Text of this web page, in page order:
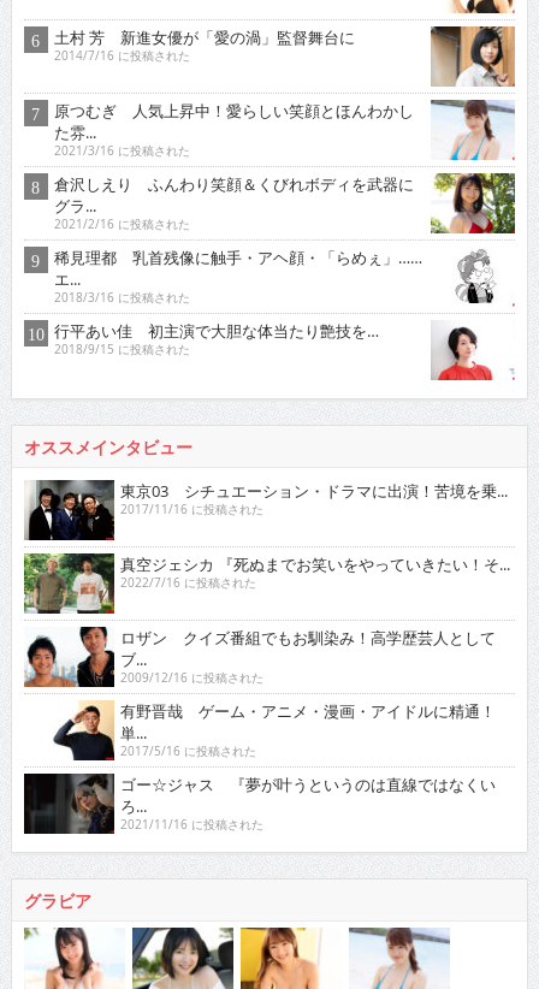
土村 芳 新進女優が「愛の渦」監督舞台に
2014/7/16 に投稿された
原つむぎ 人気上昇中！愛らしい笑顔とほんわかし
た雰...
2021/3/16 に投稿された
倉沢しえり ふんわり笑顔＆くびれボディを武器に
グラ...
2021/2/16 に投稿された
稀見理都 乳首残像に触手・アヘ顔・「らめぇ」……
エ...
2018/3/16 に投稿された
行平あい佳 初主演で大胆な体当たり艶技を…
2018/9/15 に投稿された
オススメインタビュー
東京03 シチュエーション・ドラマに出演！苦境を乗...
2017/11/16 に投稿された
真空ジェシカ 『死ぬまでお笑いをやっていきたい！そ...
2022/7/16 に投稿された
ロザン クイズ番組でもお馴染み！高学歴芸人として
ブ...
2009/12/16 に投稿された
有野晋哉 ゲーム・アニメ・漫画・アイドルに精通！
単...
2017/5/16 に投稿された
ゴー☆ジャス 『夢が叶うというのは直線ではなくい
ろ...
2021/11/16 に投稿された
グラビア